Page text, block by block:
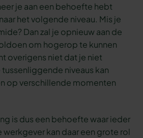
je aan een behoefte hebt
het volgende niveau. Mis je
Dan zal je opnieuw aan de
om hogerop te kunnen
overigens niet dat je niet
niveaus kan
op verschillende momenten
is dus een behoefte waar ieder
werkgever kan daar een grote rol